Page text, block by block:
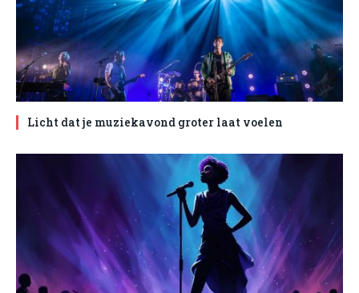
Licht dat je muziekavond groter laat voelen